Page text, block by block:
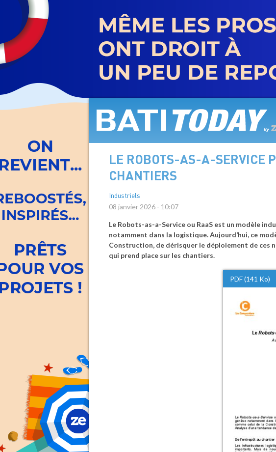
contenu
LE ROBOTS-AS-A-SERVICE
CHANTIERS
Industriels
08 janvier 2026 - 10:07
Le Robots-as-a-Service ou RaaS est un modèle
notamment dans la logistique. Aujourd’hui, ce
Construction, de dérisquer le déploiement de ces
qui prend place sur les chantiers.
PDF (141 Ko)